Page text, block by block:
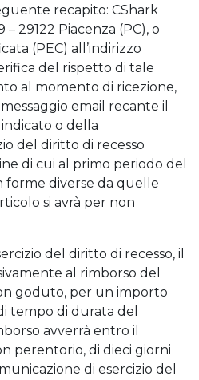
recapito: CShark
– 29122 Piacenza (PC), o
(PEC) all’indirizzo
del rispetto di tale
al momento di ricezione,
email recante il
o della
del diritto di recesso
di cui al primo periodo del
forme diverse da quelle
si avrà per non
del diritto di recesso, il
al rimborso del
goduto, per un importo
tempo di durata del
avverrà entro il
perentorio, di dieci giorni
di esercizio del